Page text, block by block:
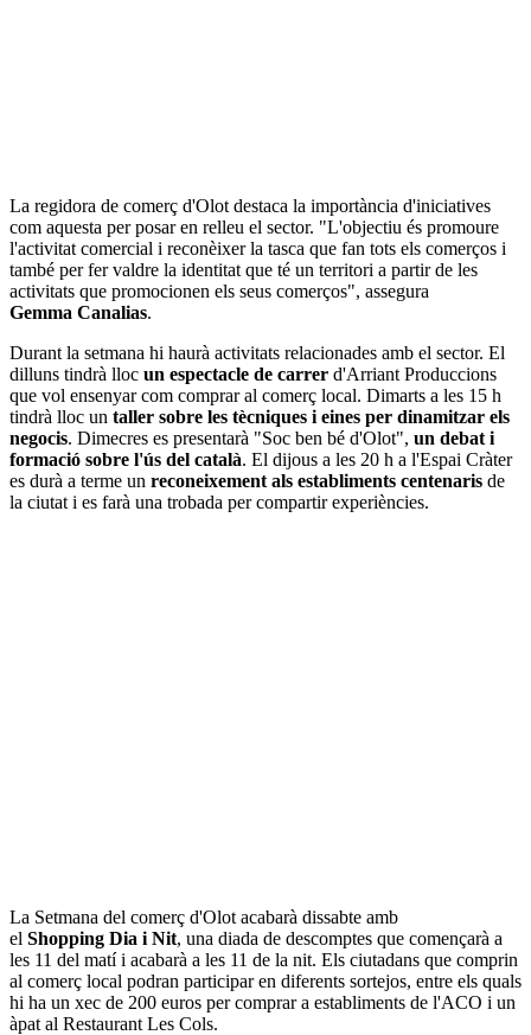
La regidora de comerç d'Olot destaca la importància d'iniciatives
com aquesta per posar en relleu el sector. "L'objectiu és promoure
l'activitat comercial i reconèixer la tasca que fan tots els comerços i
també per fer valdre la identitat que té un territori a partir de les
activitats que promocionen els seus comerços", assegura
Gemma Canalias.
Durant la setmana hi haurà activitats relacionades amb el sector. El
dilluns tindrà lloc un espectacle de carrer d'Arriant Produccions
que vol ensenyar com comprar al comerç local. Dimarts a les 15 h
tindrà lloc un taller sobre les tècniques i eines per dinamitzar els
negocis. Dimecres es presentarà "Soc ben bé d'Olot", un debat i
formació sobre l'ús del català. El dijous a les 20 h a l'Espai Cràter
es durà a terme un reconeixement als establiments centenaris de
la ciutat i es farà una trobada per compartir experiències.
La Setmana del comerç d'Olot acabarà dissabte amb
el Shopping Dia i Nit, una diada de descomptes que començarà a
les 11 del matí i acabarà a les 11 de la nit. Els ciutadans que comprin
al comerç local podran participar en diferents sortejos, entre els quals
hi ha un xec de 200 euros per comprar a establiments de l'ACO i un
àpat al Restaurant Les Cols.